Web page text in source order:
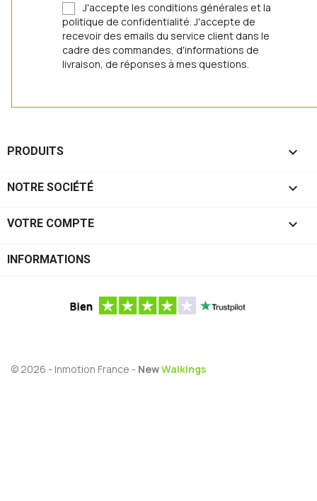
J'accepte les conditions générales et la
politique de confidentialité. J'accepte de
recevoir des emails du service client dans le
cadre des commandes, d'informations de
livraison, de réponses à mes questions.
PRODUITS 
NOTRE SOCIÉTÉ 
VOTRE COMPTE 
INFORMATIONS
© 2026 - Inmotion France - NewWalkings